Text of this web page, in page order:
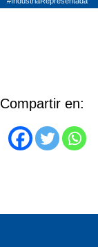
Compartir en: